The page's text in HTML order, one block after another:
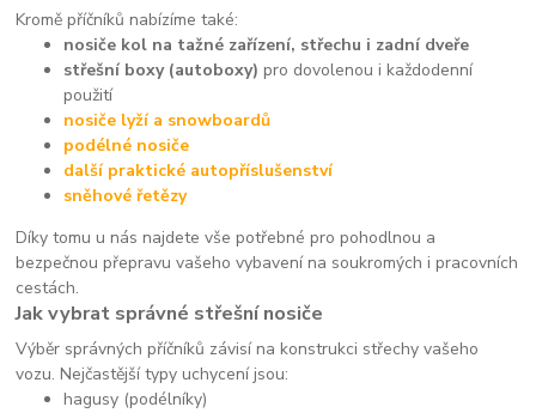
Kromě příčníků nabízíme také:
nosiče kol na tažné zařízení, střechu i zadní dveře
střešní boxy (autoboxy) pro dovolenou i každodenní
použití
nosiče lyží a snowboardů
podélné nosiče
další praktické autopříslušenství
sněhové řetězy
Díky tomu u nás najdete vše potřebné pro pohodlnou a
bezpečnou přepravu vašeho vybavení na soukromých i pracovních
cestách.
Jak vybrat správné střešní nosiče
Výběr správných příčníků závisí na konstrukci střechy vašeho
vozu. Nejčastější typy uchycení jsou:
hagusy (podélníky)